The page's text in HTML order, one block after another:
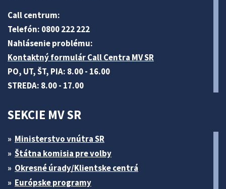
Call centrum:
Telefón: 0800 222 222
Nahlásenie problému:
Kontaktný formulár Call Centra MV SR
PO, UT, ŠT, PIA: 8.00 - 16.00
STREDA: 8.00 - 17.00
SEKCIE MV SR
Ministerstvo vnútra SR
Štátna komisia pre volby
Okresné úrady/Klientske centrá
Európske programy